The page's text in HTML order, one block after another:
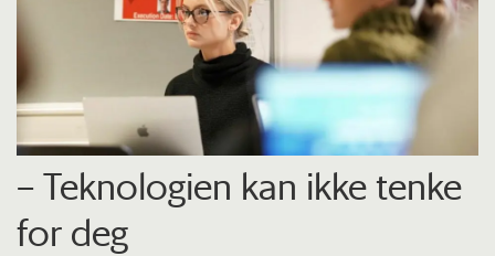
– Teknologien kan ikke tenke
for deg